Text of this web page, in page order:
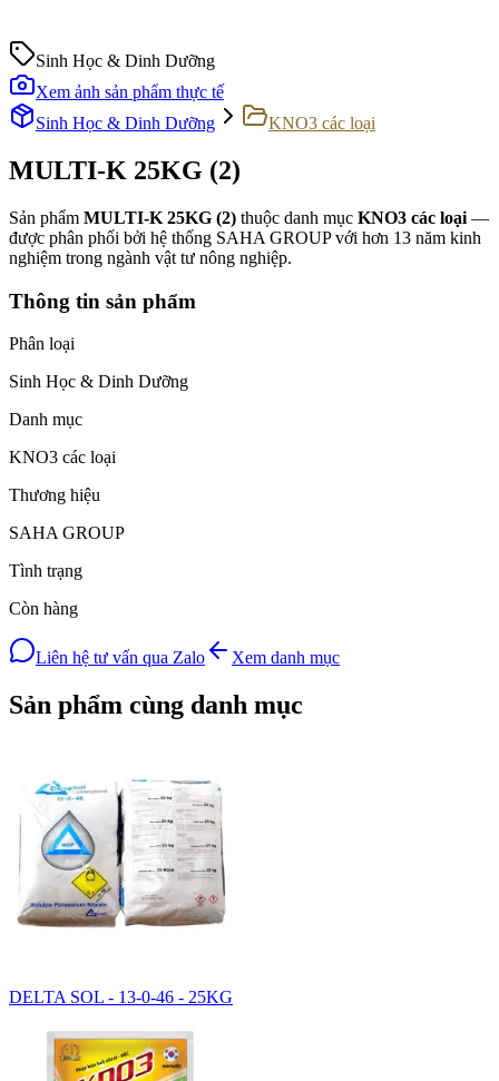
Sinh Học & Dinh Dưỡng
Xem ảnh sản phẩm thực tế
Sinh Học & Dinh Dưỡng
KNO3 các loại
MULTI-K 25KG (2)
Sản phẩm MULTI-K 25KG (2) thuộc danh mục KNO3 các loại —
được phân phối bởi hệ thống SAHA GROUP với hơn 13 năm kinh
nghiệm trong ngành vật tư nông nghiệp.
Thông tin sản phẩm
Phân loại
Sinh Học & Dinh Dưỡng
Danh mục
KNO3 các loại
Thương hiệu
SAHA GROUP
Tình trạng
Còn hàng
Liên hệ tư vấn qua Zalo Xem danh mục
Sản phẩm cùng danh mục
DELTA SOL - 13-0-46 - 25KG